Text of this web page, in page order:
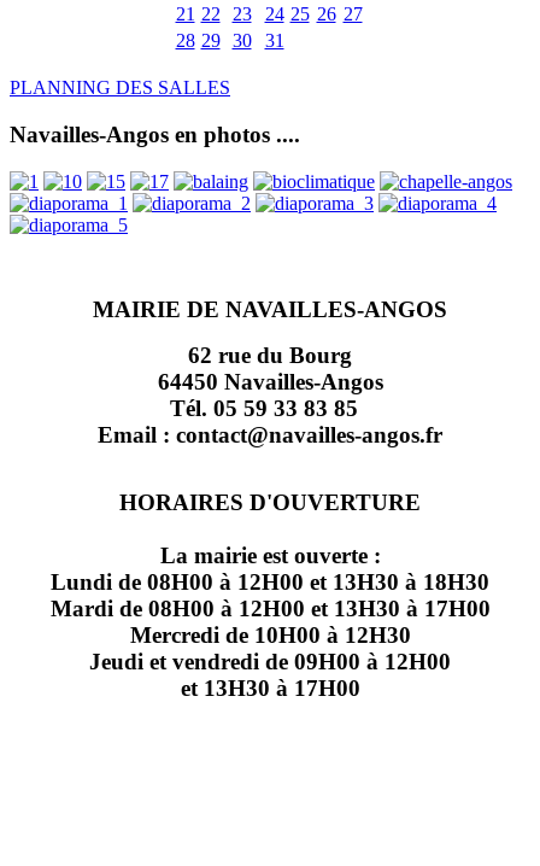
21 22 23 24 25 26 27
28 29 30 31
PLANNING DES SALLES
Navailles-Angos en photos ....
MAIRIE DE NAVAILLES-ANGOS
62 rue du Bourg
64450 Navailles-Angos
Tél. 05 59 33 83 85
Email : contact@navailles-angos.fr
HORAIRES D'OUVERTURE
La mairie est ouverte :
Lundi de 08H00 à 12H00 et 13H30 à 18H30
Mardi de 08H00 à 12H00 et 13H30 à 17H00
Mercredi de 10H00 à 12H30
Jeudi et vendredi de 09H00 à 12H00
et 13H30 à 17H00